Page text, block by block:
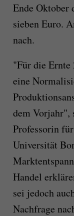
Ende Oktober
sieben Euro.
nach.
"Für die
eine
dem Vorjahr",
Professorin
Universität
Handel
sei jedoch
Nachfrage